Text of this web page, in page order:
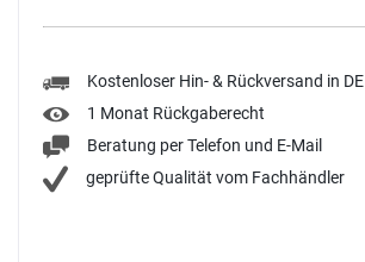
Kostenloser Hin- & Rückversand in DE
1 Monat Rückgaberecht
Beratung per Telefon und E-Mail
geprüfte Qualität vom Fachhändler